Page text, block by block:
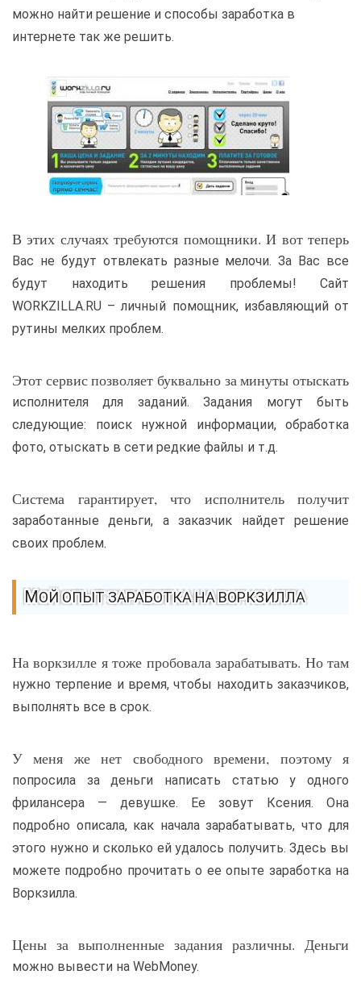
можно найти решение и способы заработка в
интернете так же решить.
В этих случаях требуются помощники. И вот теперь
Вас не будут отвлекать разные мелочи. За Вас все
будут находить решения проблемы! Сайт
WORKZILLA.RU – личный помощник, избавляющий от
рутины мелких проблем.
Этот сервис позволяет буквально за минуты отыскать
исполнителя для заданий. Задания могут быть
следующие: поиск нужной информации, обработка
фото, отыскать в сети редкие файлы и т.д.
Система гарантирует, что исполнитель получит
заработанные деньги, а заказчик найдет решение
своих проблем.
МОЙ ОПЫТ ЗАРАБОТКА НА ВОРКЗИЛЛА
На воркзилле я тоже пробовала зарабатывать. Но там
нужно терпение и время, чтобы находить заказчиков,
выполнять все в срок.
У меня же нет свободного времени, поэтому я
попросила за деньги написать статью у одного
фрилансера — девушке. Ее зовут Ксения. Она
подробно описала, как начала зарабатывать, что для
этого нужно и сколько ей удалось получить. Здесь вы
можете подробно прочитать о ее опыте заработка на
Воркзилла.
Цены за выполненные задания различны. Деньги
можно вывести на WebMoney.